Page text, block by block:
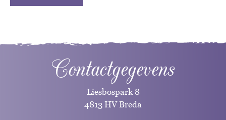
Contactgegevens
Liesbospark 8
4813 HV Breda